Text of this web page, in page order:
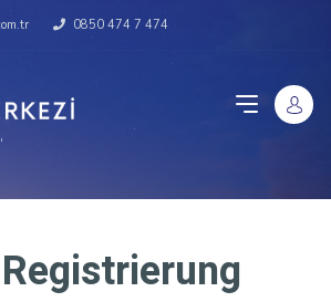
0850 474 7 474